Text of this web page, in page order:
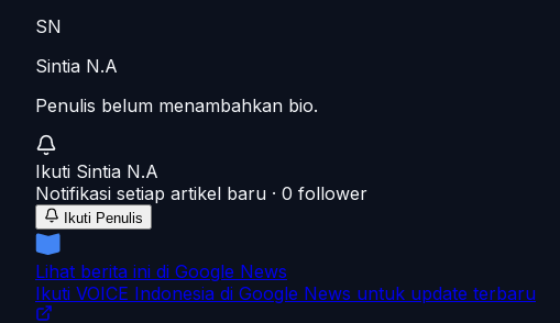
SN
Sintia N.A
Penulis belum menambahkan bio.
Ikuti Sintia N.A
Notifikasi setiap artikel baru · 0 follower
Ikuti Penulis
Lihat berita ini di Google News
Ikuti VOICE Indonesia di Google News untuk update terbaru